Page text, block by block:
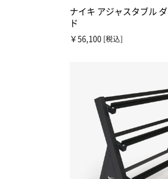
ナイキ アジャスタブル
ド
￥56,100 [税込]